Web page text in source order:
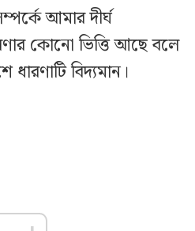
আমার দীর্ঘ
কোনো ভিত্তি আছে বলে
ধারণাটি বিদ্যমান।